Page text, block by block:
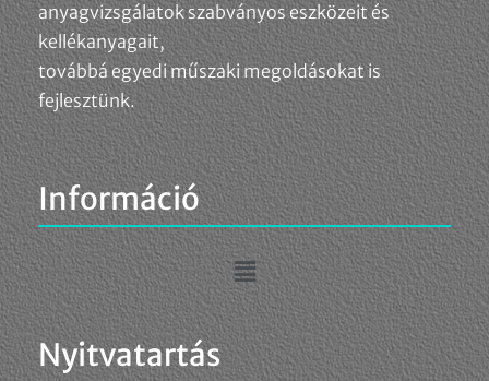
anyagvizsgálatok szabványos eszközeit és
kellékanyagait,
továbbá egyedi műszaki megoldásokat is
fejlesztünk.
Információ
Nyitvatartás